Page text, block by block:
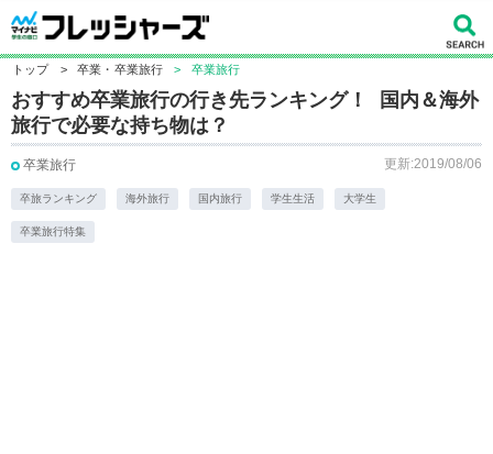
トップ > 卒業・卒業旅行 > 卒業旅行
おすすめ卒業旅行の行き先ランキング！ 国内＆海外
旅行で必要な持ち物は？
卒業旅行 更新:2019/08/06
卒旅ランキング 海外旅行 国内旅行 学生生活 大学生
卒業旅行特集